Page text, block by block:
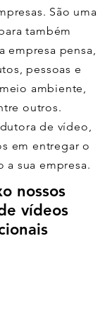
São uma
também
empresa pensa,
pessoas e
ambiente,
outros.
de vídeo,
em entregar o
a sua empresa.
nossos
vídeos